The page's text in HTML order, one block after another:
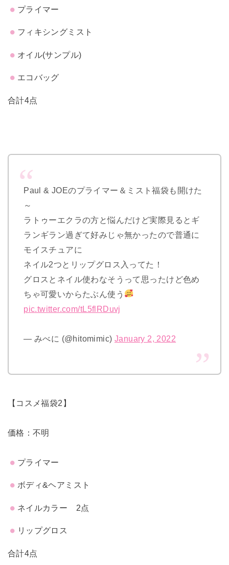
プライマー
フィキシングミスト
オイル(サンプル)
エコバッグ
合計4点
Paul & JOEのプライマー＆ミスト福袋も開けた
～
ラトゥーエクラの方と悩んだけど実際見るとギ
ランギラン過ぎて好みじゃ無かったので普通に
モイスチュアに
ネイル2つとリップグロス入ってた！
グロスとネイル使わなそうって思ったけど色め
ちゃ可愛いからたぶん使う
pic.twitter.com/tL5flRDuvj
— みべに (@hitomimic) January 2, 2022
【コスメ福袋2】
価格：不明
プライマー
ボディ&ヘアミスト
ネイルカラー 2点
リップグロス
合計4点